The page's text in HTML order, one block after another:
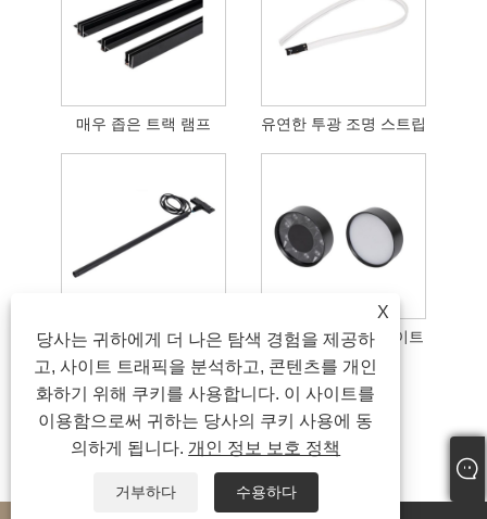
매우 좁은 트랙 램프 유연한 투광 조명 스트립
매우 좁은 행잉 와이어 램프 표면 장착형 다운라이트
X
당사는 귀하에게 더 나은 탐색 경험을 제공하
고, 사이트 트래픽을 분석하고, 콘텐츠를 개인
화하기 위해 쿠키를 사용합니다. 이 사이트를
이용함으로써 귀하는 당사의 쿠키 사용에 동
의하게 됩니다. 개인 정보 보호 정책
거부하다 수용하다